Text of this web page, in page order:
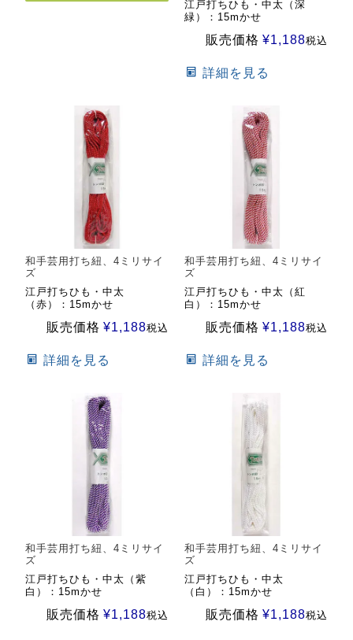
江戸打ちひも・中太（深
緑）：15mかせ
販売価格 ¥1,188税込
詳細を見る
和手芸用打ち紐、4ミリサイ
ズ
江戸打ちひも・中太
（赤）：15mかせ
販売価格 ¥1,188税込
詳細を見る
和手芸用打ち紐、4ミリサイ
ズ
江戸打ちひも・中太（紅
白）：15mかせ
販売価格 ¥1,188税込
詳細を見る
和手芸用打ち紐、4ミリサイ
ズ
江戸打ちひも・中太（紫
白）：15mかせ
販売価格 ¥1,188税込
和手芸用打ち紐、4ミリサイ
ズ
江戸打ちひも・中太
（白）：15mかせ
販売価格 ¥1,188税込